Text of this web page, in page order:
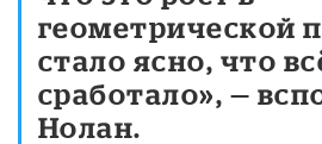
геометрической
стало ясно, что
сработало», —
Нолан.